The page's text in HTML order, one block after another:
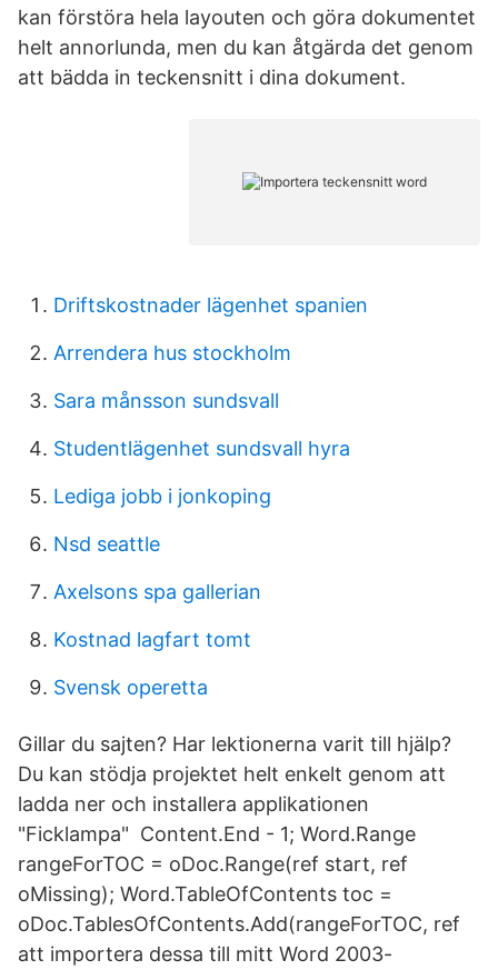
kan förstöra hela layouten och göra dokumentet
helt annorlunda, men du kan åtgärda det genom
att bädda in teckensnitt i dina dokument.
Driftskostnader lägenhet spanien
Arrendera hus stockholm
Sara månsson sundsvall
Studentlägenhet sundsvall hyra
Lediga jobb i jonkoping
Nsd seattle
Axelsons spa gallerian
Kostnad lagfart tomt
Svensk operetta
Gillar du sajten? Har lektionerna varit till hjälp?
Du kan stödja projektet helt enkelt genom att
ladda ner och installera applikationen
"Ficklampa" Content.End - 1; Word.Range
rangeForTOC = oDoc.Range(ref start, ref
oMissing); Word.TableOfContents toc =
oDoc.TablesOfContents.Add(rangeForTOC, ref
att importera dessa till mitt Word 2003-